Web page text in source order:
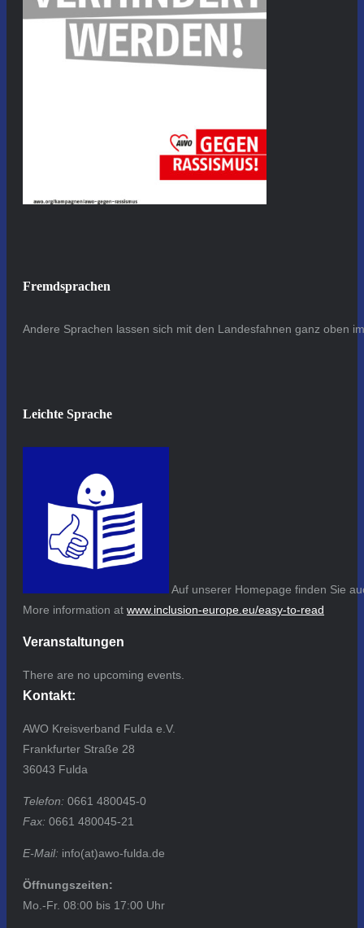
Fremdsprachen
Andere Sprachen lassen sich mit den Landesfahnen ganz oben
Leichte Sprache
Auf unserer Homepage finden Sie
More information at www.inclusion-europe.eu/easy-to-read
Veranstaltungen
There are no upcoming events.
Kontakt:
AWO Kreisverband Fulda e.V.
Frankfurter Straße 28
36043 Fulda
Telefon: 0661 480045-0
Fax: 0661 480045-21
E-Mail: info(at)awo-fulda.de
Öffnungszeiten:
Mo.-Fr. 08:00 bis 17:00 Uhr